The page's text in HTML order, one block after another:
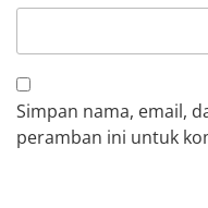
Simpan nama, email,
peramban ini untuk